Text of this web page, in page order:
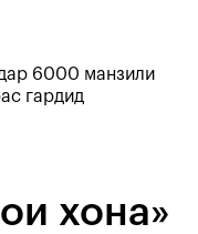
6000 манзили
гардид
хона»